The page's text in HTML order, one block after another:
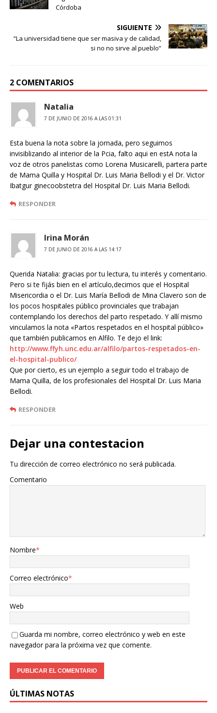
t
r
Córdoba
SIGUIENTE
“La universidad tiene que ser masiva y de calidad,
si no no sirve al pueblo”
2 COMENTARIOS
Natalia
7 DE JUNIO DE 2016 A LAS 01:31
Esta buena la nota sobre la jornada, pero seguimos
invisiblizando al interior de la Pcia, falto aqui en estA nota la
voz de otros panelistas como Lorena Musicarelli, partera parte
de Mama Quilla y Hospital Dr. Luis Maria Bellodi y el Dr. Victor
Ibatgur ginecoobstetra del Hospital Dr. Luis Maria Bellodi.
RESPONDER
Irina Morán
7 DE JUNIO DE 2016 A LAS 14:17
Querida Natalia: gracias por tu lectura, tu interés y comentario.
Pero si te fijás bien en el artículo,decimos que el Hospital
Misericordia o el Dr. Luis María Bellodi de Mina Clavero son de
los pocos hospitales público provinciales que trabajan
contemplando los derechos del parto respetado. Y allí mismo
vinculamos la nota «Partos respetados en el hospital público»
que también publicamos en Alfilo. Te dejo el link:
http://www.ffyh.unc.edu.ar/alfilo/partos-respetados-en-
el-hospital-publico/
Que por cierto, es un ejemplo a seguir todo el trabajo de
Mama Quilla, de los profesionales del Hospital Dr. Luis Maria
Bellodi.
RESPONDER
Dejar una contestacion
Tu dirección de correo electrónico no será publicada.
Comentario
Nombre*
Correo electrónico*
Web
Guarda mi nombre, correo electrónico y web en este
navegador para la próxima vez que comente.
ÚLTIMAS NOTAS